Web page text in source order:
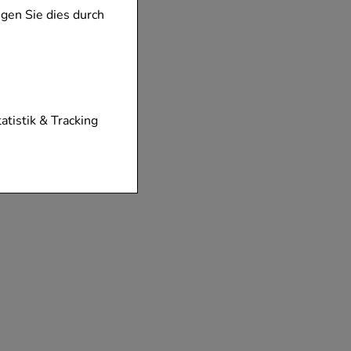
Sie dies durch
unserer
nicht
& Tracking